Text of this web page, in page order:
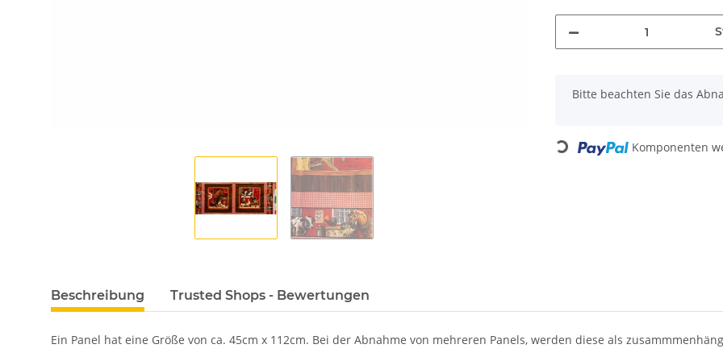
x
Bitte beachten Sie das
Loading... Komponenten
Beschreibung Trusted Shops - Bewertungen
Ein Panel hat eine Größe von ca. 45cm x 112cm. Bei der Abnahme von mehreren Panels, werden diese als